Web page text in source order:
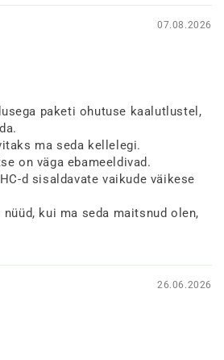
07.08.2026
paketi ohutuse kaalutlustel,
ma seda kellelegi.
on väga ebameeldivad.
d sisaldavate vaikude väikese
kui ma seda maitsnud olen,
26.06.2026